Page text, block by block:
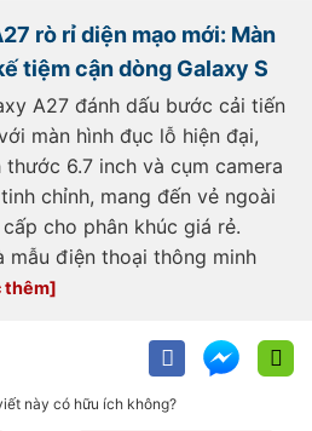
rò rỉ diện mạo mới: Màn
tiệm cận dòng Galaxy S
A27 đánh dấu bước cải tiến
màn hình đục lỗ hiện đại,
thước 6.7 inch và cụm camera
chỉnh, mang đến vẻ ngoài
cho phân khúc giá rẻ.
mẫu điện thoại thông minh
này có hữu ích không?